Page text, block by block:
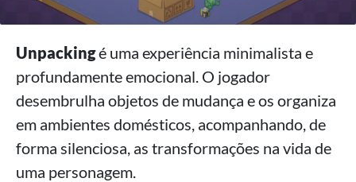
Unpackingé uma experiência minimalista e
profundamente emocional. O jogador
desembrulha objetos de mudança e os organiza
em ambientes domésticos, acompanhando, de
forma silenciosa, as transformações na vida de
uma personagem.